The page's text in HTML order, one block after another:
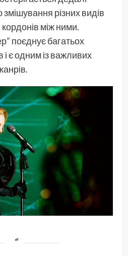
різних видів
між ними.
поєднує багатьох
і є одним із важливих